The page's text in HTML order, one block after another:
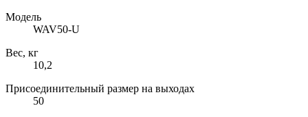
Модель
WAV50-U
Вес, кг
10,2
Присоединительный размер на выходах
50